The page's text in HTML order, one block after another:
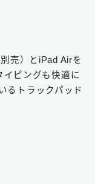
別売）とiPad Airを
ピングも快適に
るトラックパッド